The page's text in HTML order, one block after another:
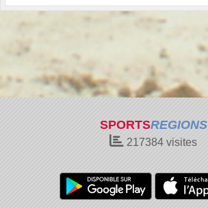
SPORTSREGIONS
217384 visites